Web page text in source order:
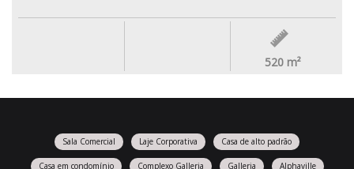
520 m²
Sala Comercial Laje Corporativa Casa de alto padrão
Casa em condomínio Complexo Galleria Galleria Alphaville